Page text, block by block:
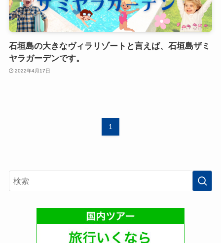
石垣島の大きなヴィラリゾートと言えば、石垣島ザミ
ヤラガーデンです。
2022年4月17日
1